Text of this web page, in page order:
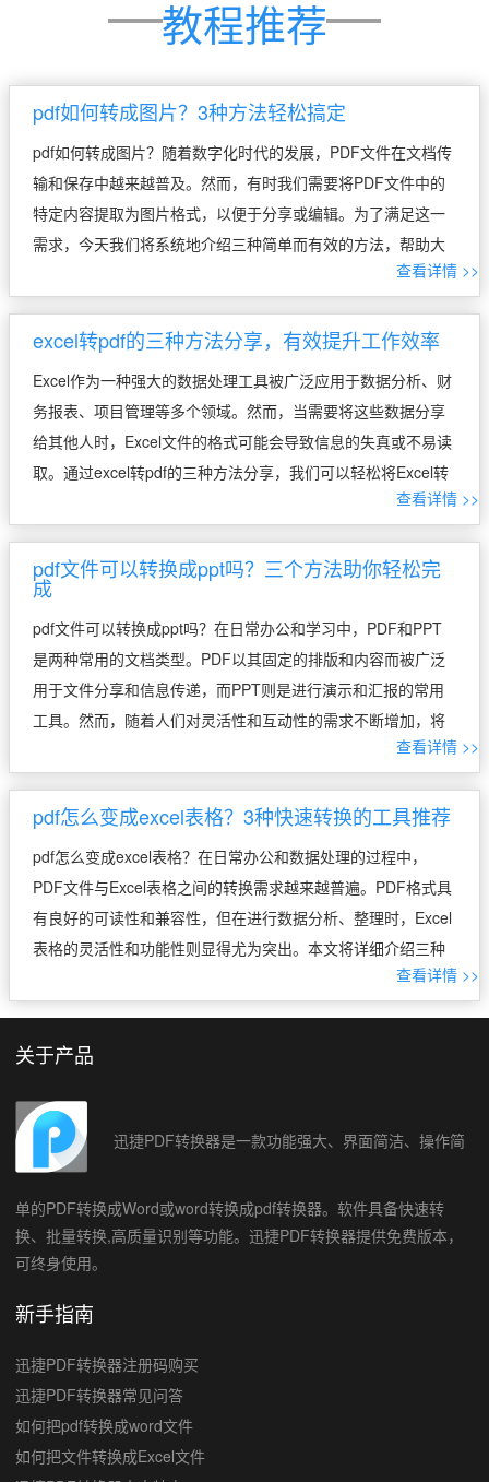
教程推荐
pdf如何转成图片？3种方法轻松搞定
pdf如何转成图片？随着数字化时代的发展，PDF文件在文档传
输和保存中越来越普及。然而，有时我们需要将PDF文件中的
特定内容提取为图片格式，以便于分享或编辑。为了满足这一
需求，今天我们将系统地介绍三种简单而有效的方法，帮助大
家轻松将PDF文件转换为图片。 方法一：通过迅捷PDF转换器
查看详情 >>
excel转pdf的三种方法分享，有效提升工作效率
Excel作为一种强大的数据处理工具被广泛应用于数据分析、财
务报表、项目管理等多个领域。然而，当需要将这些数据分享
给其他人时，Excel文件的格式可能会导致信息的失真或不易读
取。通过excel转pdf的三种方法分享，我们可以轻松将Excel转
换成PDF。相信在本文的介绍下，小伙伴们能够根据自身需求
查看详情 >>
pdf文件可以转换成ppt吗？三个方法助你轻松完
成
pdf文件可以转换成ppt吗？在日常办公和学习中，PDF和PPT
是两种常用的文档类型。PDF以其固定的排版和内容而被广泛
用于文件分享和信息传递，而PPT则是进行演示和汇报的常用
工具。然而，随着人们对灵活性和互动性的需求不断增加，将
PDF文件转换为PPT的需求也日益增长。本文将详细探讨三种
查看详情 >>
pdf怎么变成excel表格？3种快速转换的工具推荐
pdf怎么变成excel表格？在日常办公和数据处理的过程中，
PDF文件与Excel表格之间的转换需求越来越普遍。PDF格式具
有良好的可读性和兼容性，但在进行数据分析、整理时，Excel
表格的灵活性和功能性则显得尤为突出。本文将详细介绍三种
快速转换的工具，帮助大家轻松实现PDF到Excel的转换。 1查看详情 >>
关于产品
迅捷PDF转换器是一款功能强大、界面简洁、操作简
单的PDF转换成Word或word转换成pdf转换器。软件具备快速转
换、批量转换,高质量识别等功能。迅捷PDF转换器提供免费版本，
可终身使用。
新手指南
迅捷PDF转换器注册码购买
迅捷PDF转换器常见问答
如何把pdf转换成word文件
如何把文件转换成Excel文件